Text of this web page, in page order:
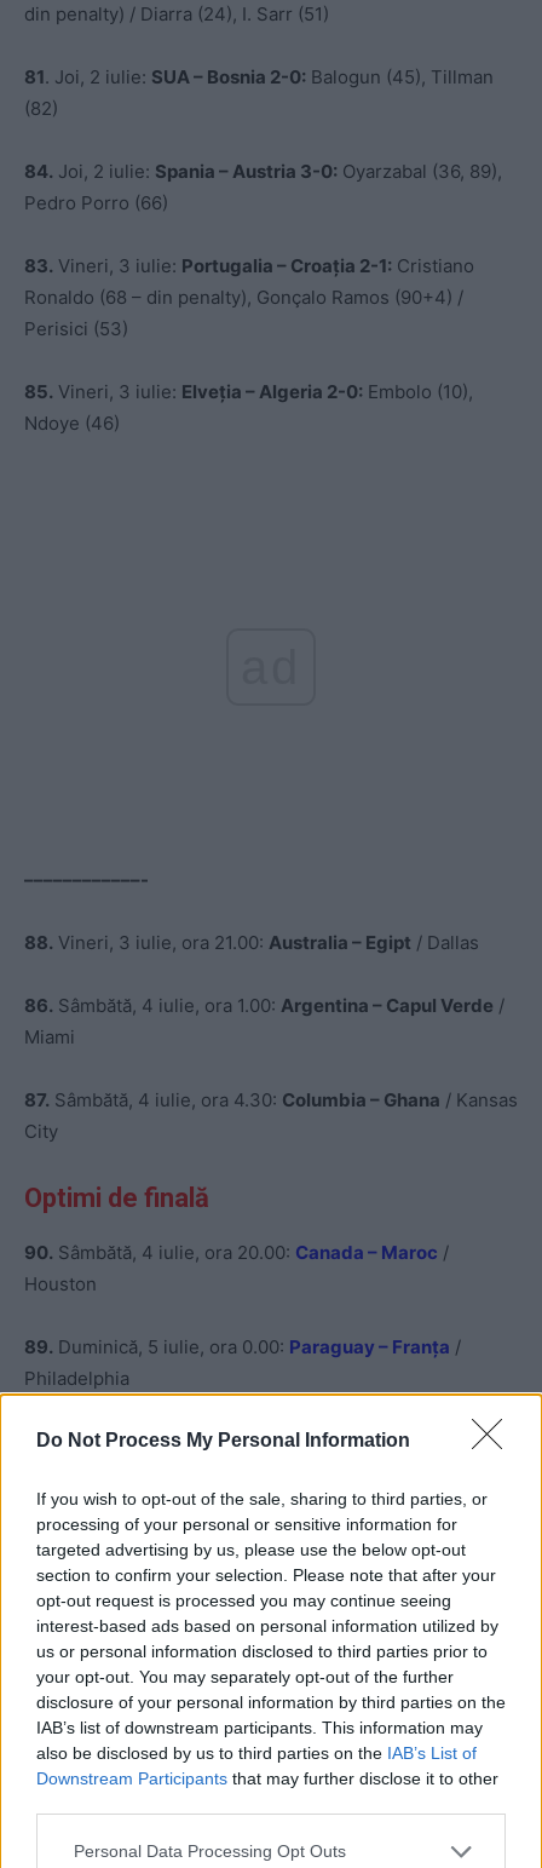
Do Not Process My Personal Information
If you wish to opt-out of the sale, sharing to third parties, or
processing of your personal or sensitive information for
targeted advertising by us, please use the below opt-out
section to confirm your selection. Please note that after your
opt-out request is processed you may continue seeing
interest-based ads based on personal information utilized by
us or personal information disclosed to third parties prior to
your opt-out. You may separately opt-out of the further
disclosure of your personal information by third parties on the
IAB’s list of downstream participants. This information may
also be disclosed by us to third parties on the IAB’s List of
Downstream Participants that may further disclose it to other
Personal Data Processing Opt Outs
din penalty) / Diarra (24), I. Sarr (51)
81. Joi, 2 iulie: SUA – Bosnia 2-0: Balogun (45), Tillman
(82)
84. Joi, 2 iulie: Spania – Austria 3-0: Oyarzabal (36, 89),
Pedro Porro (66)
83. Vineri, 3 iulie: Portugalia – Croația 2-1: Cristiano
Ronaldo (68 – din penalty), Gonçalo Ramos (90+4) /
Perisici (53)
85. Vineri, 3 iulie: Elveția – Algeria 2-0: Embolo (10),
Ndoye (46)
––––––––––––-
88. Vineri, 3 iulie, ora 21.00: Australia – Egipt / Dallas
86. Sâmbătă, 4 iulie, ora 1.00: Argentina – Capul Verde /
Miami
87. Sâmbătă, 4 iulie, ora 4.30: Columbia – Ghana / Kansas
City
Optimi de finală
90. Sâmbătă, 4 iulie, ora 20.00: Canada – Maroc /
Houston
89. Duminică, 5 iulie, ora 0.00: Paraguay – Franța /
Philadelphia
91.Duminică, 5 iulie, ora 23.00: Brazilia – Norvegia
/ New
ad